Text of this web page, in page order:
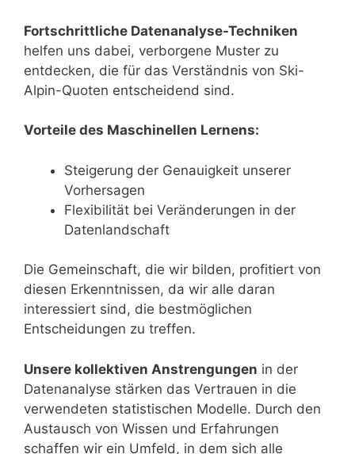
Fortschrittliche Datenanalyse-Techniken
helfen uns dabei, verborgene Muster zu
entdecken, die für das Verständnis von Ski-
Alpin-Quoten entscheidend sind.
Vorteile des Maschinellen Lernens:
Steigerung der Genauigkeit unserer
Vorhersagen
Flexibilität bei Veränderungen in der
Datenlandschaft
Die Gemeinschaft, die wir bilden, profitiert von
diesen Erkenntnissen, da wir alle daran
interessiert sind, die bestmöglichen
Entscheidungen zu treffen.
Unsere kollektiven Anstrengungen in der
Datenanalyse stärken das Vertrauen in die
verwendeten statistischen Modelle. Durch den
Austausch von Wissen und Erfahrungen
schaffen wir ein Umfeld, in dem sich alle